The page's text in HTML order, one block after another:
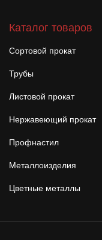
Каталог товаров
Сортовой прокат
Трубы
Листовой прокат
Нержавеющий прокат
Профнастил
Металлоизделия
Цветные металлы